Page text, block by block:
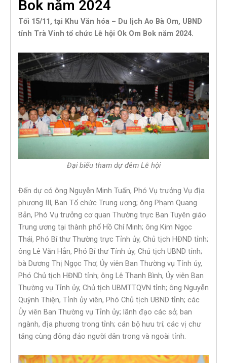
Bok năm 2024
Tối 15/11, tại Khu Văn hóa – Du lịch Ao Bà Om, UBND
tỉnh Trà Vinh tổ chức Lễ hội Ok Om Bok năm 2024.
Đại biểu tham dự đêm Lễ hội
Đến dự có ông Nguyễn Minh Tuấn, Phó Vụ trưởng Vụ địa
phương III, Ban Tổ chức Trung ương; ông Phạm Quang
Bản, Phó Vụ trưởng cơ quan Thường trực Ban Tuyên giáo
Trung ương tại thành phố Hồ Chí Minh; ông Kim Ngọc
Thái, Phó Bí thư Thường trực Tỉnh ủy, Chủ tịch HĐND tỉnh;
ông Lê Văn Hẳn, Phó Bí thư Tỉnh ủy, Chủ tịch UBND tỉnh;
bà Dương Thị Ngọc Thơ, Ủy viên Ban Thường vụ Tỉnh ủy,
Phó Chủ tịch HĐND tỉnh; ông Lê Thanh Bình, Ủy viên Ban
Thường vụ Tỉnh ủy, Chủ tịch UBMTTQVN tỉnh; ông Nguyễn
Quỳnh Thiện, Tỉnh ủy viên, Phó Chủ tịch UBND tỉnh; các
Ủy viên Ban Thường vụ Tỉnh ủy; lãnh đạo các sở, ban
ngành, địa phương trong tỉnh; cán bộ hưu trí; các vị chư
tăng cùng đông đảo người dân trong và ngoài tỉnh.